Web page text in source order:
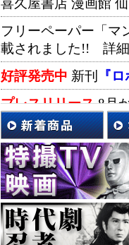
フリーペーパー「マ
載されました!! 詳
好評発売中 新刊
『
プレスリリース8月
として、
8/1(土）の限定イベ
先生によるマンガ鼎
※展示会とは別会場
お申込み)との事で
展示会の広告画像は
お知らせTV番組『